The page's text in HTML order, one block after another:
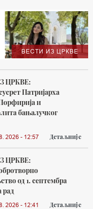
ВЕСТИ ИЗ ЦРКВЕ
ЦРКВЕ:
Патријарха
и
бањалучког
2026 - 12:57 Детаљније
ЦРКВЕ:
од 1. септембра
рад
2026 - 12:41 Детаљније